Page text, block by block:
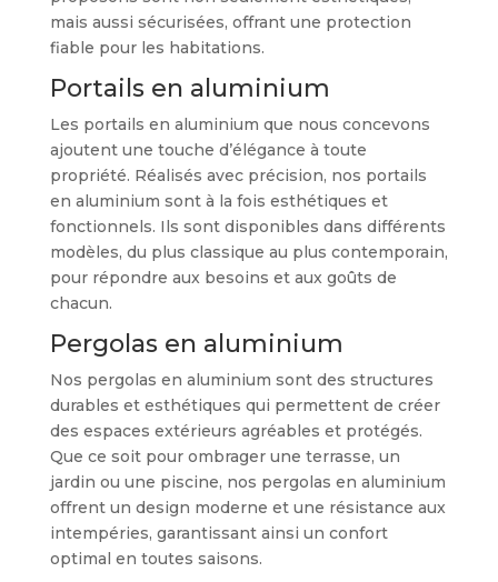
mais aussi sécurisées, offrant une protection
fiable pour les habitations.
Portails en aluminium
Les portails en aluminium que nous concevons
ajoutent une touche d’élégance à toute
propriété. Réalisés avec précision, nos portails
en aluminium sont à la fois esthétiques et
fonctionnels. Ils sont disponibles dans différents
modèles, du plus classique au plus contemporain,
pour répondre aux besoins et aux goûts de
chacun.
Pergolas en aluminium
Nos pergolas en aluminium sont des structures
durables et esthétiques qui permettent de créer
des espaces extérieurs agréables et protégés.
Que ce soit pour ombrager une terrasse, un
jardin ou une piscine, nos pergolas en aluminium
offrent un design moderne et une résistance aux
intempéries, garantissant ainsi un confort
optimal en toutes saisons.